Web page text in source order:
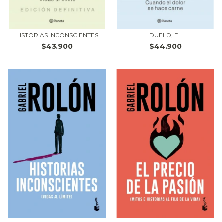
HISTORIAS INCONSCIENTES
$43.900
DUELO, EL
$44.900